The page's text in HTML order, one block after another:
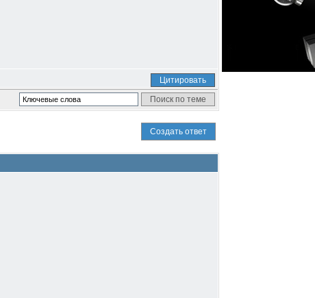
Цитировать
Создать ответ